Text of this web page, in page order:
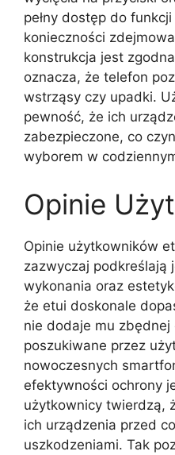
pełny dostęp do
konieczności
konstrukcja jest
oznacza, że telefon
wstrząsy czy upadki.
pewność, że ich
zabezpieczone, co
wyborem w
Opinie
Opinie użytkowników
zazwyczaj podkreślają
wykonania oraz
że etui doskonale
nie dodaje mu
poszukiwane przez
nowoczesnych
efektywności ochrony
użytkownicy twierdzą,
ich urządzenia przed
uszkodzeniami. Tak